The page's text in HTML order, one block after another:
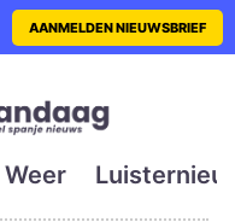
eerste
AANMELDEN NIEUWSBRIEF
Weer